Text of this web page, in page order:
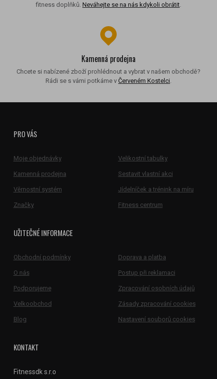
fitness doplňků. Neváhejte se na nás kdykoli obrátit
Kamenná prodejna
Chcete si nabízené zboží prohlédnout a vybrat v našem obchodě?
Rádi se s vámi potkáme v Červeném Kostelci
PRO VÁS
Moje objednávky Velikostní tabulky
Kamenná prodejna Sestavit vlastní akci
Věrnostní systém Jídelníček a trénink na míru
Značky Fitness centrum
UŽITEČNÉ INFORMACE
Obchodní podmínky Doprava a platba
O nás Postup při reklamaci
Podporujeme Zpracování osobních údajů
Velkoobchod Zásady zpracování cookies
Blog Nastavení souborů cookies
KONTAKT
Fitnessdk s.r.o